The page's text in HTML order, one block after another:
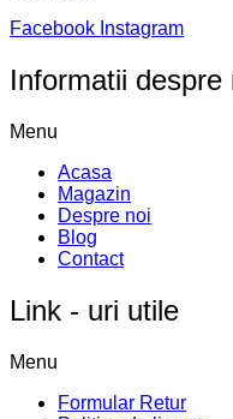
Facebook Instagram
Informatii despre
Menu
Acasa
Magazin
Despre noi
Blog
Contact
Link - uri utile
Menu
Formular Retur